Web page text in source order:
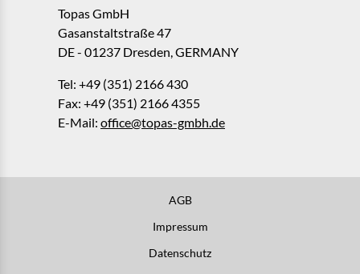
Topas GmbH
Gasanstaltstraße 47
DE - 01237 Dresden, GERMANY
Tel: +49 (351) 2166 430
Fax: +49 (351) 2166 4355
E-Mail: office@topas-gmbh.de
AGB
Impressum
Datenschutz